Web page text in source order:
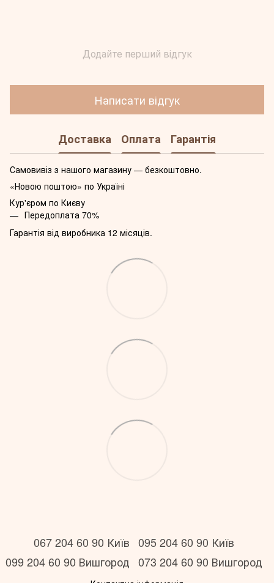
Додайте перший відгук
Написати відгук
Доставка Оплата Гарантія
Самовивіз з нашого магазину — безкоштовно.
«Новою поштою» по Україні
Кур'єром по Києву
Передоплата 70%
Гарантія від виробника 12 місяців.
067 204 60 90 Київ 095 204 60 90 Київ
099 204 60 90 Вишгород 073 204 60 90 Вишгород